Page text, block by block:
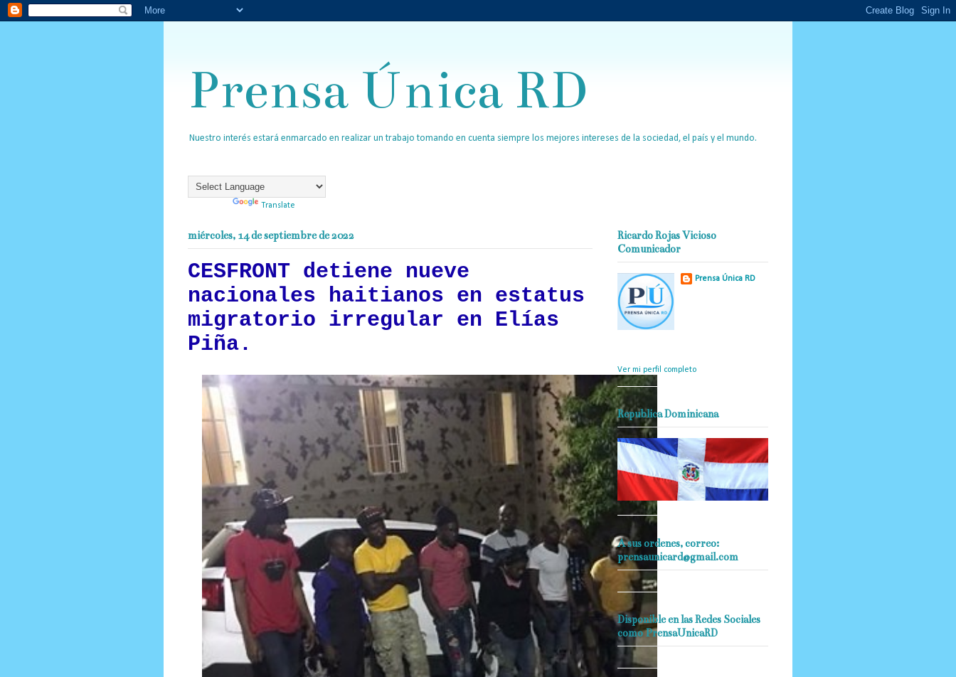
Prensa Única RD
Nuestro interés estará enmarcado en realizar un trabajo tomando en cuenta siempre los mejores intereses de la sociedad, el país y el mundo.
Translate
miércoles, 14 de septiembre de 2022
CESFRONT detiene nueve
nacionales haitianos en estatus
migratorio irregular en Elías
Piña.
Ricardo Rojas Vicioso
Comunicador
Prensa Única RD
Ver mi perfil completo
Republica Dominicana
A sus ordenes, correo:
prensaunicard@gmail.com
Disponible en las Redes Sociales
como PrensaUnicaRD